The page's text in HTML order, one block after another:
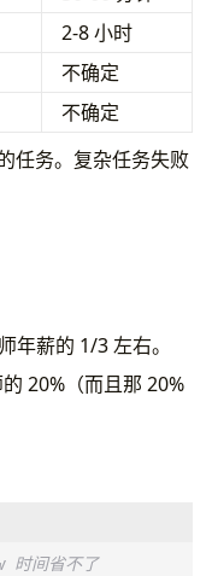
2-8 小时
不确定
不确定
任务。复杂任务失败
年薪的 1/3 左右。
20%（而且那 20%
时间省不了